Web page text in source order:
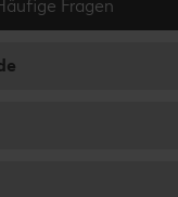
Fragen